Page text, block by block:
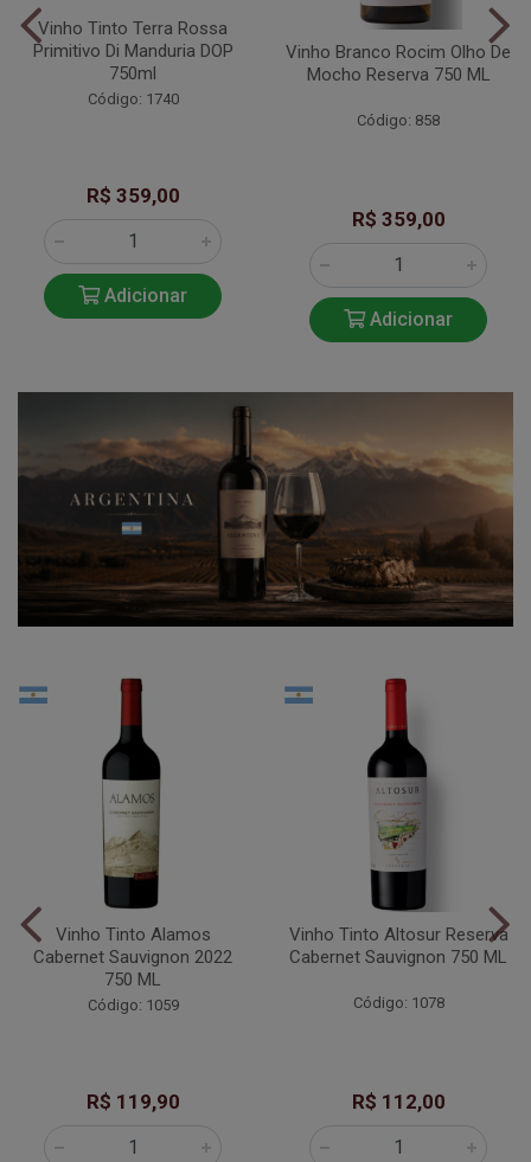
Vinho Tinto Terra Rossa
Primitivo Di Manduria DOP
750ml
Código: 1740
R$ 359,00
Adicionar
Vinho Branco Rocim Olho De
Mocho Reserva 750 ML
Código: 858
R$ 359,00
Adicionar
Vinho Tinto Alamos
Cabernet Sauvignon 2022
750 ML
Código: 1059
R$ 119,90
Vinho Tinto Altosur Reserva
Cabernet Sauvignon 750 ML
Código: 1078
R$ 112,00